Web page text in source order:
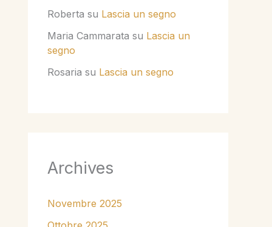
Roberta su Lascia un segno
Maria Cammarata su Lascia un
segno
Rosaria su Lascia un segno
Archives
Novembre 2025